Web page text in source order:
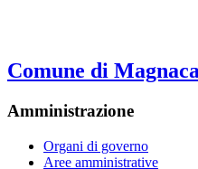
Comune di
Amministrazione
Organi di governo
Aree amministrative